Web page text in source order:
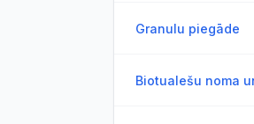
Granulu piegāde
Biotualešu noma